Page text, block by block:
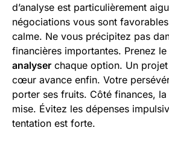
d’analyse est particulièrement
négociations vous sont
calme. Ne vous précipitez pas
financières importantes. Prenez
analyser chaque option. Un
cœur avance enfin. Votre
porter ses fruits. Côté finances,
mise. Évitez les dépenses
tentation est forte.